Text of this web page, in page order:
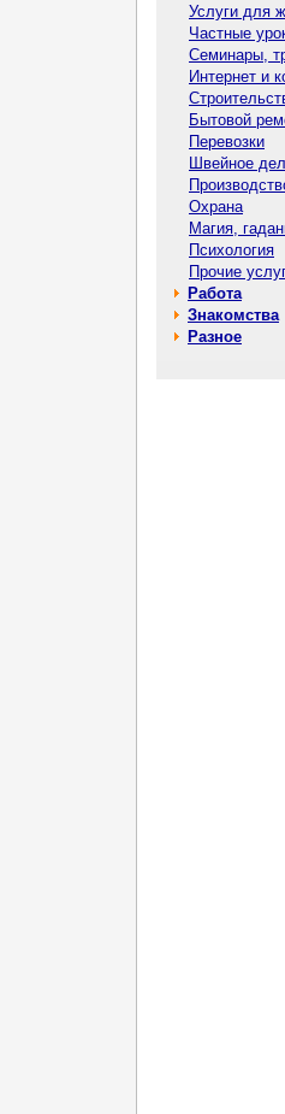
Услуги для
Частные
Семинары,
Интернет и
Бытовой
Перевозки
Швейное
Охрана
Магия,
Психология
Прочие
Работа
Знакомства
Разное